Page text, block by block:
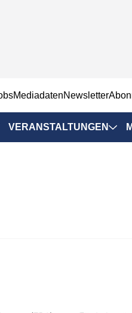
MediadatenNewsletter
VERANSTALTUNGEN